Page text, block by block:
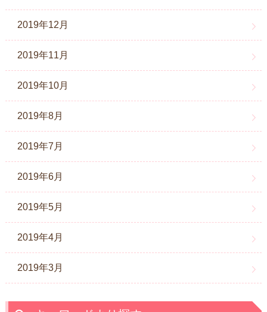
2019年12月
2019年11月
2019年10月
2019年8月
2019年7月
2019年6月
2019年5月
2019年4月
2019年3月